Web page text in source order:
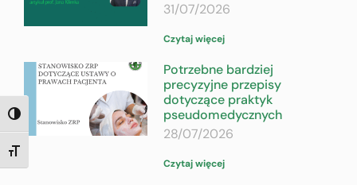
TOGGLE HIGH CONTRAST
TOGGLE FONT SIZE
31/07/2026
Czytaj więcej
Potrzebne bardziej
precyzyjne przepisy
dotyczące praktyk
pseudomedycznych
28/07/2026
Czytaj więcej